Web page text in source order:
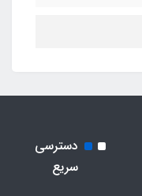
دسترسی
سریع